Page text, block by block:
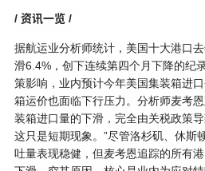
/ 资讯一览/
据航运业分析师统计，美国十大港口
滑6.4%，创下连续第四个月下降的纪
策影响，业内预计今年美国集装箱进
箱运价也面临下行压力。分析师麦考
装箱进口量的下滑，完全由关税政策
这只是短期现象。”尽管洛杉矶、休斯
吐量表现稳健，但麦考恩追踪的所有